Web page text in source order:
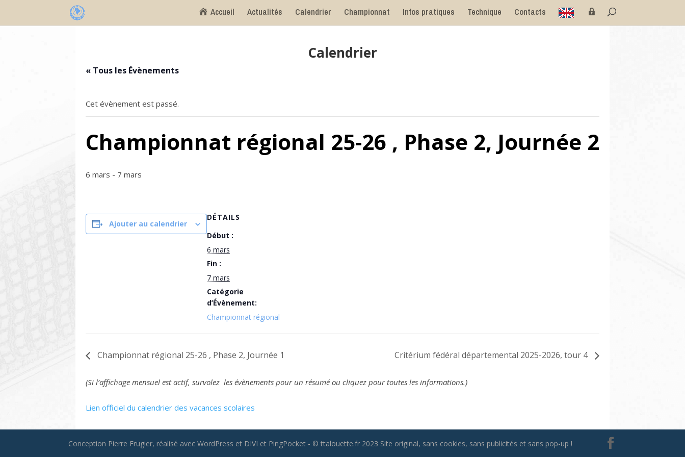
Accueil Actualités Calendrier Championnat Infos pratiques Technique Contacts E
n
g i
Calendrier
« Tous les Évènements
Cet évènement est passé.
Championnat régional 25-26 , Phase 2, Journée 2
6 mars - 7 mars
Ajouter au calendrier
DÉTAILS
Début :
6 mars
Fin :
7 mars
Catégorie
d’Évènement:
Championnat régional
Championnat régional 25-26 , Phase 2, Journée 1 Critérium fédéral départemental 2025-2026, tour 4
(Si l’affichage mensuel est actif, survolez les évènements pour un résumé ou cliquez pour toutes les informations.)
Lien officiel du calendrier des vacances scolaires
Conception Pierre Frugier, réalisé avec WordPress et DIVI et PingPocket - © ttalouette.fr 2023 Site original, sans cookies, sans publicités et sans pop-up !